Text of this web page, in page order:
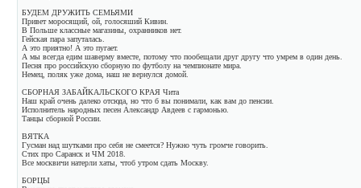
БУДЕМ ДРУЖИТЬ СЕМЬЯМИ
Привет моросящий, ой, голосяший Кивин.
В Польше классные магазины, охранников нет.
Гейская пара запуталась.
А это приятно! А это пугает.
А мы всегда едим шаверму вместе, потому что пообещали друг другу что умрем в один день.
Песня про российскую сборную по футболу на чемпионате мира.
Немец, поляк уже дома, наш не вернулся домой.
СБОРНАЯ ЗАБАЙКАЛЬСКОГО КРАЯ Чита
Наш край очень далеко отсюда, но что б вы понимали, как вам до пенсии.
Исполнитель народных песен Александр Авдеев с гармонью.
Танцы сборной России.
ВЯТКА
Гусман над шутками про себя не смеется? Нужно чуть громче говорить.
Стих про Саранск и ЧМ 2018.
Все москвичи натерли хаты, чтоб утром сдать Москву.
БОРЦЫ